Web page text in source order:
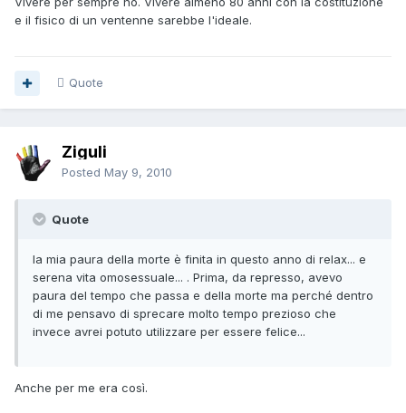
e il fisico di un ventenne sarebbe l'ideale.
Quote
Ziguli
Posted May 9, 2010
Quote
la mia paura della morte è finita in questo anno di relax... e
serena vita omosessuale... . Prima, da represso, avevo
paura del tempo che passa e della morte ma perché dentro
di me pensavo di sprecare molto tempo prezioso che
invece avrei potuto utilizzare per essere felice...
Anche per me era così.